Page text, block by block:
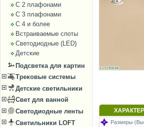
С 2 плафонами
С 3 плафонами
С 4 и более
Встраиваемые споты
Светодиодные (LED)
Детские
Подсветка для картин
Трековые системы
Детские светильники
Свет для ванной
Светодиодные ленты
Светильники LOFT
Размеры